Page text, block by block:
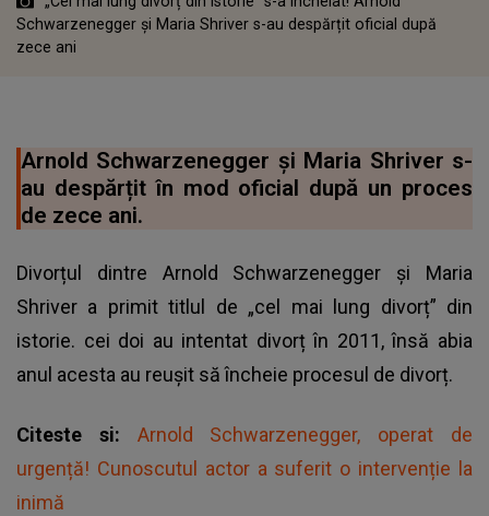
Schwarzenegger și Maria Shriver s-au despărțit oficial după
zece ani
Arnold Schwarzenegger și Maria Shriver s-
au despărțit în mod oficial după un proces
de zece ani.
Divorțul dintre Arnold Schwarzenegger și Maria
Shriver a primit titlul de „cel mai lung divorț” din
istorie. cei doi au intentat divorț în 2011, însă abia
anul acesta au reușit să încheie procesul de divorț.
Citeste si: Arnold Schwarzenegger, operat de
urgență! Cunoscutul actor a suferit o intervenție la
inimă